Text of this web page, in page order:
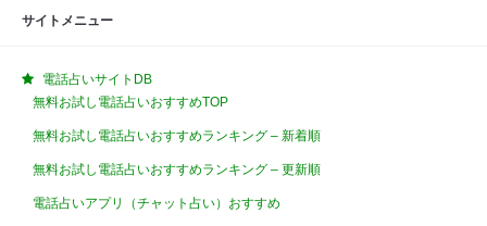
サイトメニュー
電話占いサイトDB
無料お試し電話占いおすすめTOP
無料お試し電話占いおすすめランキング – 新着順
無料お試し電話占いおすすめランキング – 更新順
電話占いアプリ（チャット占い）おすすめ